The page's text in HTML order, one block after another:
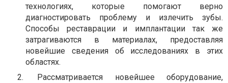
технологиях, которые помогают верно
диагностировать проблему и излечить зубы.
Способы реставрации и имплантации так же
затрагиваются в материалах, предоставляя
новейшие сведения об исследованиях в этих
областях.
Рассматривается новейшее оборудование,